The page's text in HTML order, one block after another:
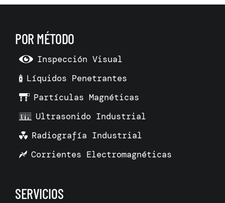
POR MÉTODO
Inspección Visual
Líquidos Penetrantes
Partículas Magnéticas
Ultrasonido Industrial
Radiografía Industrial
Corrientes Electromagnéticas
SERVICIOS